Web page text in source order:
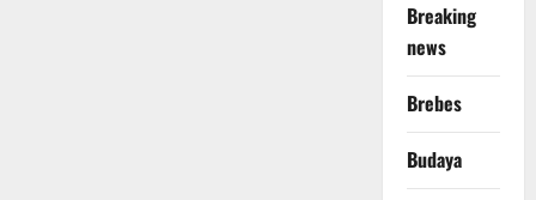
Breaking
news
Brebes
Budaya